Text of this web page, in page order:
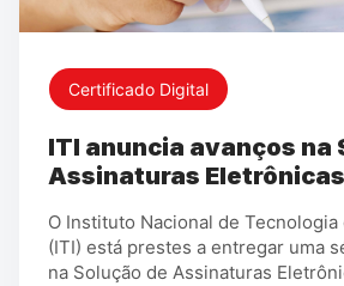
Certificado Digital
ITI anuncia avanços na
Assinaturas Eletrônicas
O Instituto Nacional de Tecnologia
(ITI) está prestes a entregar uma
na Solução de Assinaturas